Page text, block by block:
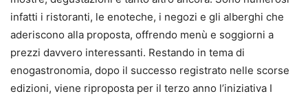
infatti i ristoranti, le enoteche, i negozi e gli alberghi che
aderiscono alla proposta, offrendo menù e soggiorni a
prezzi davvero interessanti. Restando in tema di
enogastronomia, dopo il successo registrato nelle scorse
edizioni, viene riproposta per il terzo anno l’iniziativa I